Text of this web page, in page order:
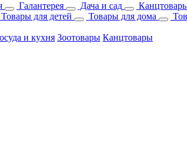
Галантерея Дача и сад
Товары для детей Товары для дома
и кухня Зоотовары Канцтовары